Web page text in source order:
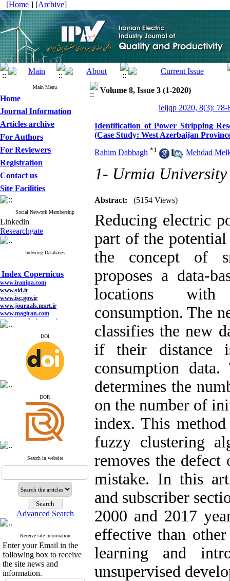
[Home ] [Archive]
Main Menu
Home
Journal Information
Articles archive
For Authors
For Reviewers
Registration
Contact us
Site Facilities
Social Network Membership
Linkedin
Researchgate
Indexing Databases
www.iranipa.com
www.sid.ir
www.isc.gov.ir
www.journals.msrt.ir
www.magiran.com
www.search.ricest.ac.ir
www.nqpc.ir
google scholar
Index Copernicus
www.iranipa.com
www.sid.ir
www.journals.msrt.ir
www.magiran.com
www.search.ricest.ac.ir
www.nqpc.ir
google scholar
DOI
ِDOR
Search in website
Advanced Search
Receive site information
Enter your Email in the
following box to receive
the site news and
information.
Volume 8, Issue 3 (1-2020)
ieijqp 2020, 8(3): 78-
Identification of Power Stripping
(Case Study: West Azerbaijan
Rahim Dabbagh *1 , Mehdad
1- Urmia University
Abstract: (5154 Views)
Reducing electric
part of the
the concept of
proposes a data-
locations with
consumption. The
classifies the new
if their distance
consumption
determines the
on the number of
index. This
fuzzy clustering
removes the
mistake. In this
and subscriber
2000 and 2017
effective than
learning and
unsupervised